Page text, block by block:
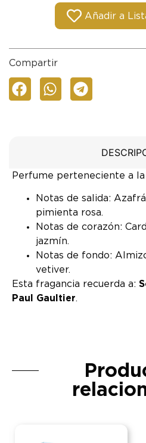
Añadir a
Compartir
Perfume perteneciente a
Notas de salida:
pimienta rosa.
Notas de corazón:
jazmín.
Notas de fondo:
vetiver.
Esta fragancia recuerda a:
Paul Gaultier.